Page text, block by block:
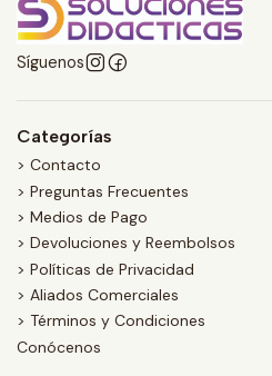
Síguenos
Categorías
> Contacto
> Preguntas Frecuentes
> Medios de Pago
> Devoluciones y Reembolsos
> Políticas de Privacidad
> Aliados Comerciales
> Términos y Condiciones
Conócenos